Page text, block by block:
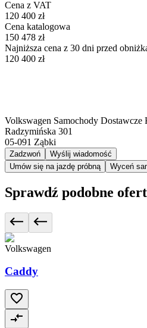
Cena z VAT
120 400 zł
Cena katalogowa
150 478 zł
Najniższa cena z 30 dni przed
120 400 zł
Volkswagen Samochody Dostawcze
Radzymińska 301
05-091 Ząbki
Zadzwoń
Wyślij wiadomość
Umów się na jazdę próbną
Wyceń
Sprawdź podobne
Volkswagen
Caddy